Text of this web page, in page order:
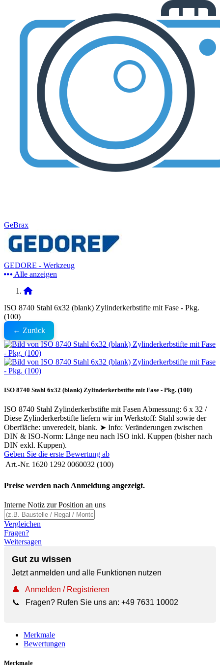
GeBrax
GEDORE - Werkzeug
Alle anzeigen
ISO 8740 Stahl 6x32 (blank) Zylinderkerbstifte mit Fase - Pkg.
(100)
← Zurück
ISO 8740 Stahl 6x32 (blank) Zylinderkerbstifte mit Fase - Pkg. (100)
ISO 8740 Stahl Zylinderkerbstifte mit Fasen Abmessung: 6 x 32 /
Diese Zylinderkerbstifte liefern wir im Werkstoff: Stahl sowie der
Oberfläche: unveredelt, blank. ➤ Info: Veränderungen zwischen
DIN & ISO-Norm: Länge neu nach ISO inkl. Kuppen (bisher nach
DIN exkl. Kuppen).
Geben Sie die erste Bewertung ab
Art.-Nr. 1620 1292 0060032 (100)
Preise werden nach Anmeldung angezeigt.
Interne Notiz zur Position an uns
Vergleichen
Fragen?
Weitersagen
Gut zu wissen
Jetzt anmelden und alle Funktionen nutzen
👤
Anmelden / Registrieren
📞
Fragen? Rufen Sie uns an: +49 7631 10002
Merkmale
Bewertungen
Merkmale